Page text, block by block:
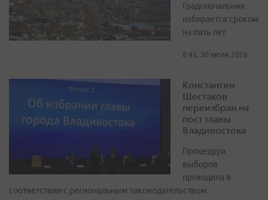
Градоначальник
избирается сроком
на пять лет
8:45, 30 июля 2026
Константин
Шестаков
переизбран на
пост главы
Владивостока
Процедура
выборов
проходила в
соответствии с региональным законодательством